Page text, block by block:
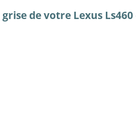
de votre Lexus Ls460